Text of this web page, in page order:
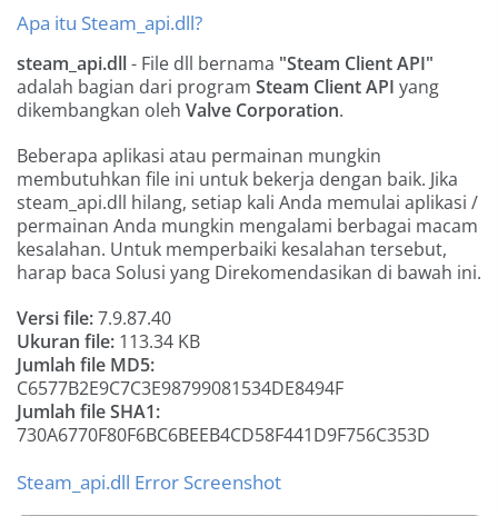
Apa itu Steam_api.dll?
steam_api.dll- File dll bernama "Steam Client API"
adalah bagian dari program Steam Client API yang
dikembangkan oleh Valve Corporation.
Beberapa aplikasi atau permainan mungkin
membutuhkan file ini untuk bekerja dengan baik. Jika
steam_api.dll hilang, setiap kali Anda memulai aplikasi /
permainan Anda mungkin mengalami berbagai macam
kesalahan. Untuk memperbaiki kesalahan tersebut,
harap baca Solusi yang Direkomendasikan di bawah ini.
Versi file:7.9.87.40
Ukuran file: 113.34 KB
Jumlah file MD5:
C6577B2E9C7C3E98799081534DE8494F
Jumlah file SHA1:
730A6770F80F6BC6BEEB4CD58F441D9F756C353D
Steam_api.dll Error Screenshot